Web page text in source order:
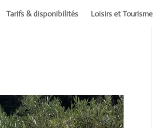
Tarifs & disponibilités Loisirs et Tourisme